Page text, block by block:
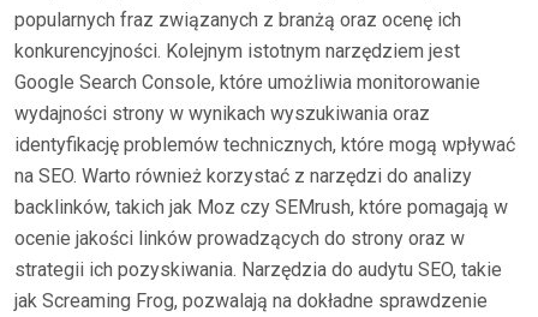
popularnych fraz związanych z branżą oraz ocenę ich
konkurencyjności. Kolejnym istotnym narzędziem jest
Google Search Console, które umożliwia monitorowanie
wydajności strony w wynikach wyszukiwania oraz
identyfikację problemów technicznych, które mogą wpływać
na SEO. Warto również korzystać z narzędzi do analizy
backlinków, takich jak Moz czy SEMrush, które pomagają w
ocenie jakości linków prowadzących do strony oraz w
strategii ich pozyskiwania. Narzędzia do audytu SEO, takie
jak Screaming Frog, pozwalają na dokładne sprawdzenie